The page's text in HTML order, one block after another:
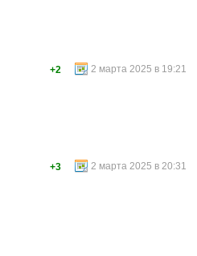
2 марта 2025 в 19:21
+2
2 марта 2025 в 20:31
+3